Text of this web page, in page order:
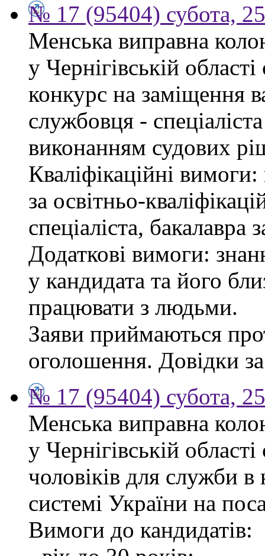
№ 17 (95404) субота,
Менська виправна
у Чернігівській
конкурс на заміщення
службовця -
виконанням судових
Кваліфікаційні
за освітньо-
спеціаліста,
Додаткові вимоги:
у кандидата та його
працювати з людьми.
Заяви приймаються
оголошення. Довідки
№ 17 (95404) субота,
Менська виправна
у Чернігівській
чоловіків для служби
системі України на
Вимоги до кандидатів: